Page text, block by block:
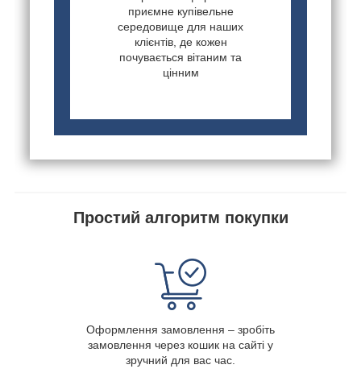
приємне купівельне
середовище для наших
клієнтів, де кожен
почувається вітаним та
цінним
Простий алгоритм покупки
Оформлення замовлення – зробіть
замовлення через кошик на сайті у
зручний для вас час.